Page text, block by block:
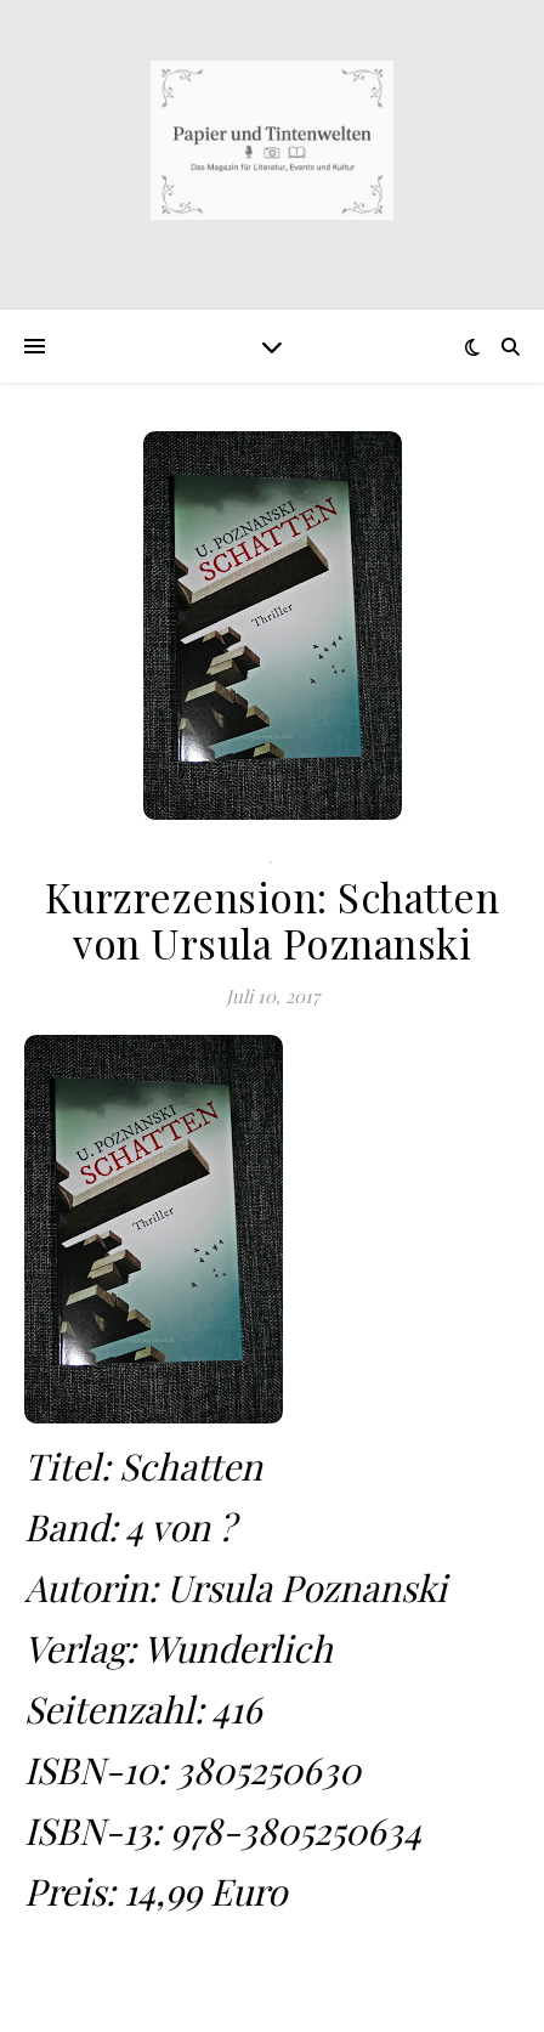
.
Kurzrezension: Schatten
von Ursula Poznanski
Juli 10, 2017
Titel: Schatten
Band: 4 von ?
Autorin: Ursula Poznanski
Verlag: Wunderlich
Seitenzahl: 416
ISBN-10: 3805250630
ISBN-13: 978-3805250634
Preis: 14,99 Euro